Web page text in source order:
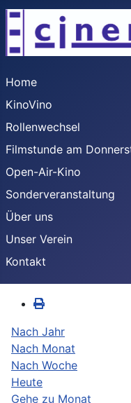
Home
KinoVino
Rollenwechsel
Filmstunde am
Open-Air-Kino
Sonderveranstaltung
Über uns
Unser Verein
Kontakt
Nach Jahr
Nach Monat
Nach Woche
Heute
Gehe zu Monat